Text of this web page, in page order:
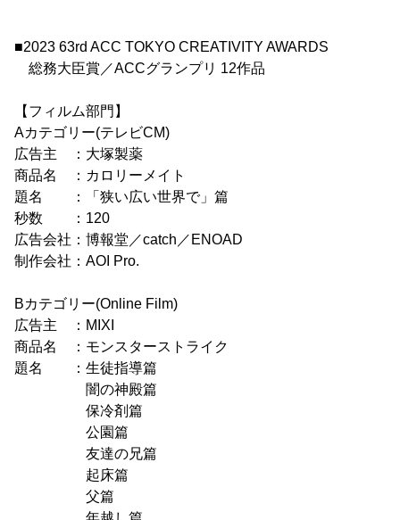
■2023 63rd ACC TOKYO CREATIVITY AWARDS
総務大臣賞／ACCグランプリ 12作品
【フィルム部門】
Aカテゴリー(テレビCM)
広告主 ：大塚製薬
商品名 ：カロリーメイト
題名 ：「狭い広い世界で」篇
秒数 ：120
広告会社：博報堂／catch／ENOAD
制作会社：AOI Pro.
Bカテゴリー(Online Film)
広告主 ：MIXI
商品名 ：モンスターストライク
題名 ：生徒指導篇
闇の神殿篇
保冷剤篇
公園篇
友達の兄篇
起床篇
父篇